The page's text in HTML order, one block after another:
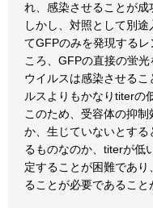
れ、感染させることが成
しかし、対照として別
てGFPのみを発現する
ころ、GFPの直接の蛍
ウイルスは感染させる
ルスよりもかなりtiterの
このため、受容体の抑
か、生じていないとす
るものなのか、titerが低
定することが困難であ
ることが必要であること